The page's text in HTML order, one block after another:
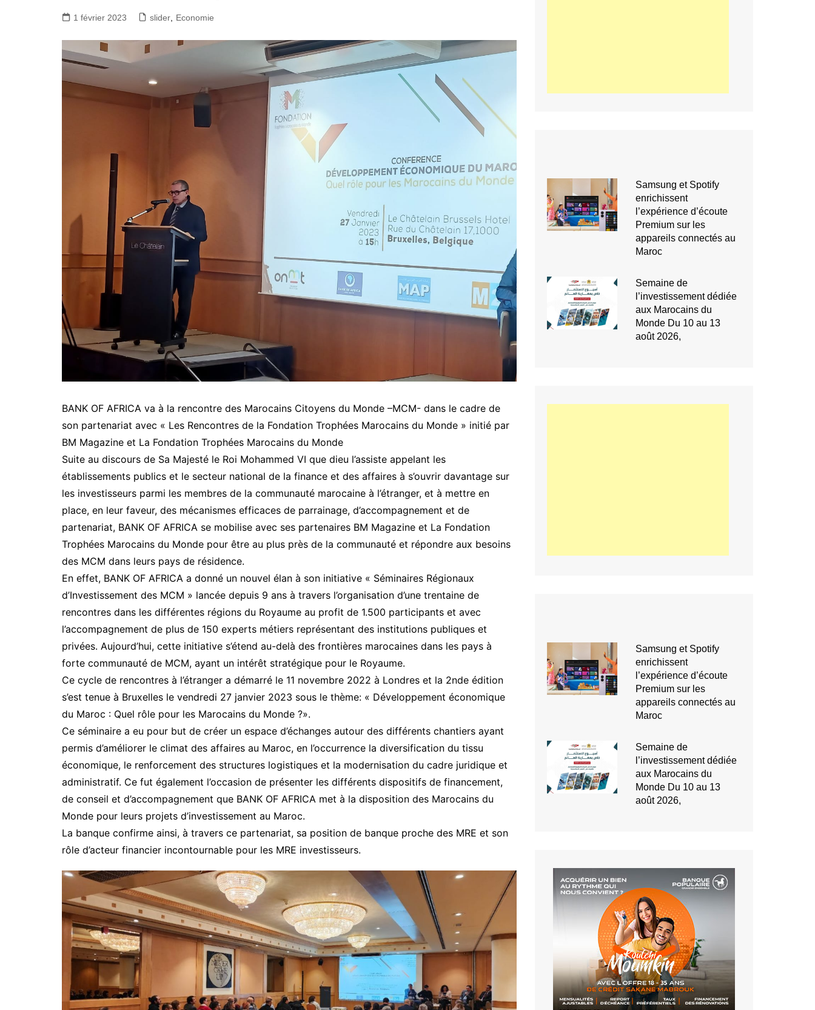
1 février 2023 slider Economie
BANK OF AFRICA va à la rencontre des Marocains Citoyens du Monde –MCM- dans le cadre de
son partenariat avec « Les Rencontres de la Fondation Trophées Marocains du Monde » initié par
BM Magazine et La Fondation Trophées Marocains du Monde
Suite au discours de Sa Majesté le Roi Mohammed VI que dieu l’assiste appelant les
établissements publics et le secteur national de la finance et des affaires à s’ouvrir davantage sur
les investisseurs parmi les membres de la communauté marocaine à l’étranger, et à mettre en
place, en leur faveur, des mécanismes efficaces de parrainage, d’accompagnement et de
partenariat, BANK OF AFRICA se mobilise avec ses partenaires BM Magazine et La Fondation
Trophées Marocains du Monde pour être au plus près de la communauté et répondre aux besoins
des MCM dans leurs pays de résidence.
En effet, BANK OF AFRICA a donné un nouvel élan à son initiative « Séminaires Régionaux
d’Investissement des MCM » lancée depuis 9 ans à travers l’organisation d’une trentaine de
rencontres dans les différentes régions du Royaume au profit de 1.500 participants et avec
l’accompagnement de plus de 150 experts métiers représentant des institutions publiques et
privées. Aujourd’hui, cette initiative s’étend au-delà des frontières marocaines dans les pays à
forte communauté de MCM, ayant un intérêt stratégique pour le Royaume.
Ce cycle de rencontres à l’étranger a démarré le 11 novembre 2022 à Londres et la 2nde édition
s’est tenue à Bruxelles le vendredi 27 janvier 2023 sous le thème: « Développement économique
du Maroc : Quel rôle pour les Marocains du Monde ?».
Ce séminaire a eu pour but de créer un espace d’échanges autour des différents chantiers ayant
permis d’améliorer le climat des affaires au Maroc, en l’occurrence la diversification du tissu
économique, le renforcement des structures logistiques et la modernisation du cadre juridique et
administratif. Ce fut également l’occasion de présenter les différents dispositifs de financement,
de conseil et d’accompagnement que BANK OF AFRICA met à la disposition des Marocains du
Monde pour leurs projets d’investissement au Maroc.
La banque confirme ainsi, à travers ce partenariat, sa position de banque proche des MRE et son
rôle d’acteur financier incontournable pour les MRE investisseurs.
Samsung et Spotify
enrichissent
l’expérience d’écoute
Premium sur les
appareils connectés au
Maroc
Semaine de
l’investissement dédiée
aux Marocains du
Monde Du 10 au 13
août 2026,
Samsung et Spotify
enrichissent
l’expérience d’écoute
Premium sur les
appareils connectés au
Maroc
Semaine de
l’investissement dédiée
aux Marocains du
Monde Du 10 au 13
août 2026,